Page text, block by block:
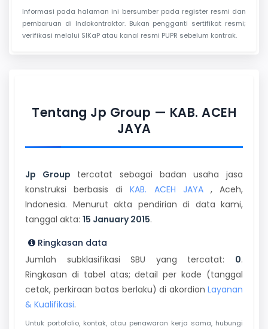
Informasi pada halaman ini bersumber pada register resmi dan
pembaruan di Indokontraktor. Bukan pengganti sertifikat resmi;
verifikasi melalui SIKaP atau kanal resmi PUPR sebelum kontrak.
Tentang Jp Group — KAB. ACEH
JAYA
Jp Group tercatat sebagai badan usaha jasa
konstruksi berbasis diKAB. ACEH JAYA, Aceh,
Indonesia. Menurut akta pendirian di data kami,
tanggal akta: 15 January 2015.
Ringkasan data
Jumlah subklasifikasi SBU yang tercatat: 0.
Ringkasan di tabel atas; detail per kode (tanggal
cetak, perkiraan batas berlaku) di akordion Layanan
& Kualifikasi.
Untuk portofolio, kontak, atau penawaran kerja sama, hubungi